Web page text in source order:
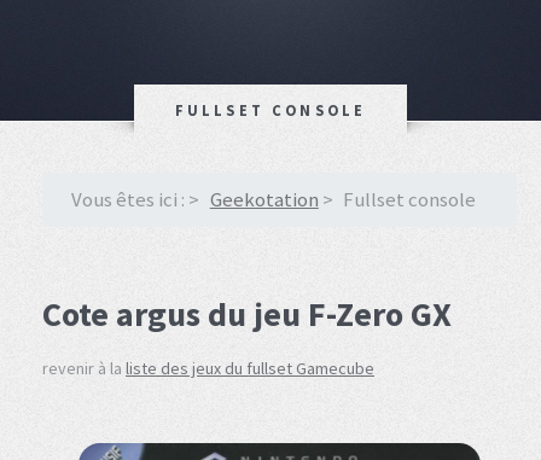
FULLSET CONSOLE
Vous êtes ici : Geekotation Fullset console
Cote argus du jeu F-Zero GX
revenir à la liste des jeux du fullset Gamecube